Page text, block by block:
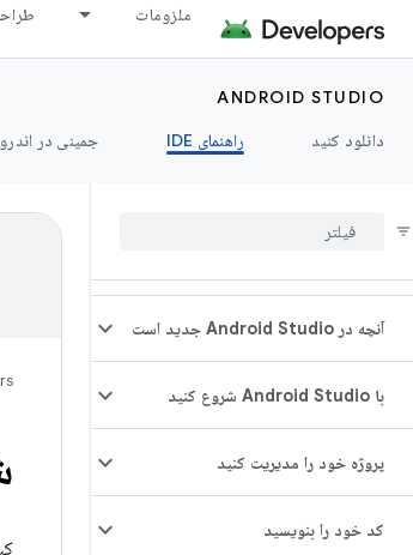
ملزومات
ANDROID STUDIO
دانلود کنید
راهنمای IDE جمینی در
آنچه در Android Studio جدید است
با Android Studio شروع کنید
پروژه خود را مدیریت کنید
کد خود را بنویسید